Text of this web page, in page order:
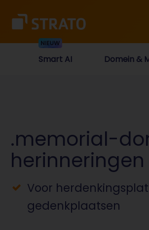
Smart AI Domein &
.memorial-
Voor
gedenkplaatsen